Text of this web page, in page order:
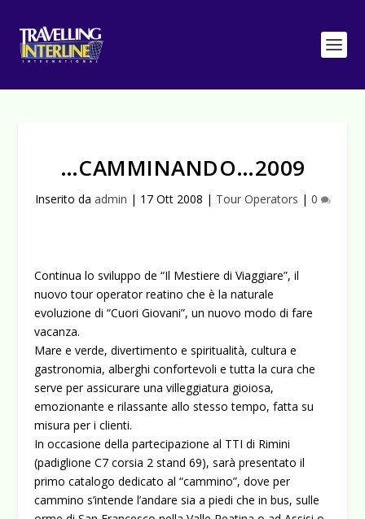
…CAMMINANDO…2009
Inserito da admin | 17 Ott 2008 | Tour Operators | 0
Continua lo sviluppo de “Il Mestiere di Viaggiare”, il
nuovo tour operator reatino che è la naturale
evoluzione di “Cuori Giovani”, un nuovo modo di fare
vacanza.
Mare e verde, divertimento e spiritualità, cultura e
gastronomia, alberghi confortevoli e tutta la cura che
serve per assicurare una villeggiatura gioiosa,
emozionante e rilassante allo stesso tempo, fatta su
misura per i clienti.
In occasione della partecipazione al TTI di Rimini
(padiglione C7 corsia 2 stand 69), sarà presentato il
primo catalogo dedicato al “cammino”, dove per
cammino s’intende l’andare sia a piedi che in bus, sulle